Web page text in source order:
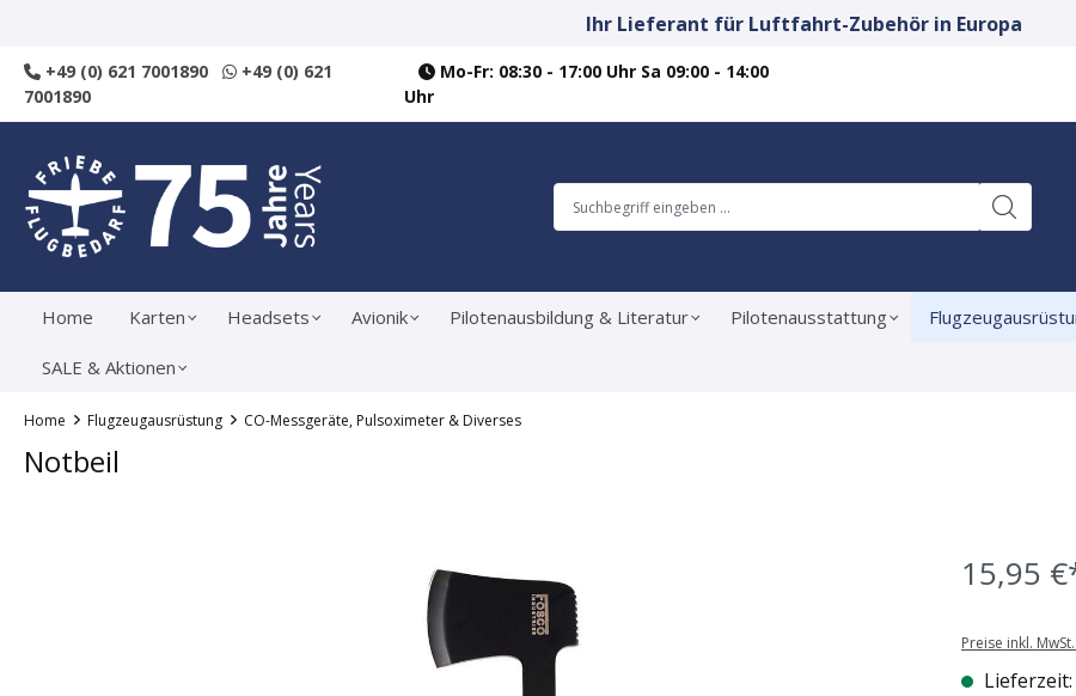
Ihr Lieferant für Luftfahrt-Zubehör in Europa
+49 (0) 621 7001890
+49 (0) 621
7001890
Mo-Fr: 08:30 - 17:00 Uhr Sa 09:00 - 14:00
Uhr
Home Karten Headsets Avionik Pilotenausbildung & Literatur Pilotenausstattung
SALE & Aktionen
Home Flugzeugausrüstung CO-Messgeräte, Pulsoximeter & Diverses
Notbeil
15,95
Preise inkl.